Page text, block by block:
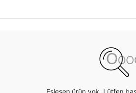
Eşleşen ürün yok. Lütfen